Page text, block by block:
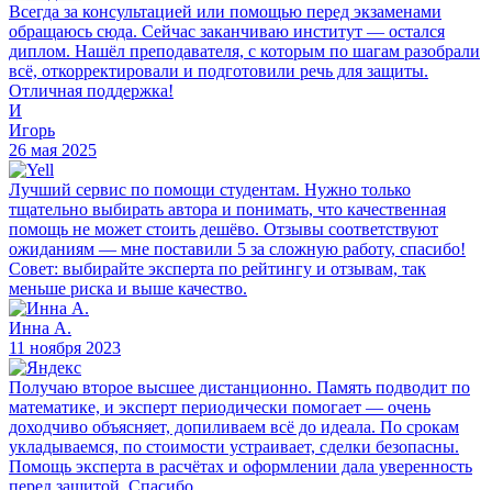
Всегда за консультацией или помощью перед экзаменами
обращаюсь сюда. Сейчас заканчиваю институт — остался
диплом. Нашёл преподавателя, с которым по шагам разобрали
всё, откорректировали и подготовили речь для защиты.
Отличная поддержка!
И
Игорь
26 мая 2025
Лучший сервис по помощи студентам. Нужно только
тщательно выбирать автора и понимать, что качественная
помощь не может стоить дешёво. Отзывы соответствуют
ожиданиям — мне поставили 5 за сложную работу, спасибо!
Совет: выбирайте эксперта по рейтингу и отзывам, так
меньше риска и выше качество.
Инна А.
11 ноября 2023
Получаю второе высшее дистанционно. Память подводит по
математике, и эксперт периодически помогает — очень
доходчиво объясняет, допиливаем всё до идеала. По срокам
укладываемся, по стоимости устраивает, сделки безопасны.
Помощь эксперта в расчётах и оформлении дала уверенность
перед защитой. Спасибо